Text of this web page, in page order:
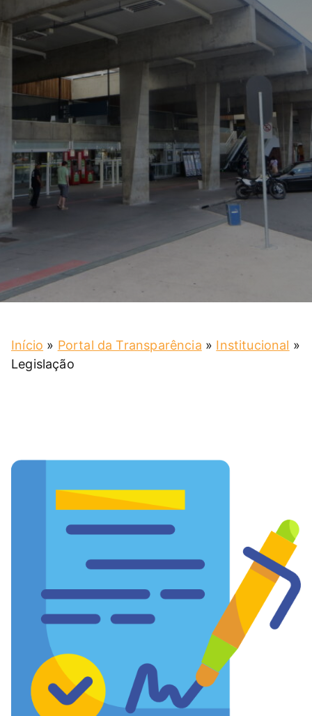
Início » Portal da Transparência » Institucional »
Legislação